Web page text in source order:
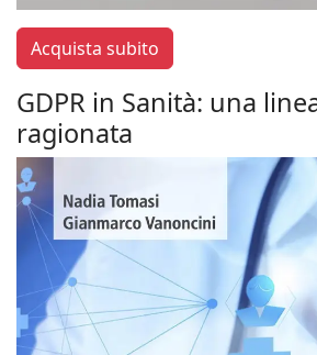
Acquista subito
GDPR in Sanità: una
ragionata